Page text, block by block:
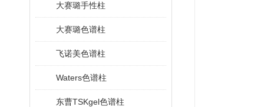
大赛璐手性柱
大赛璐色谱柱
飞诺美色谱柱
Waters色谱柱
东曹TSKgel色谱柱